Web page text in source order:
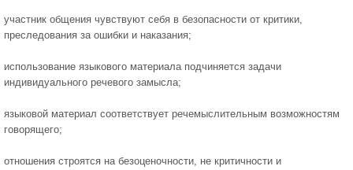
участник общения чувствуют себя в безопасности от критики,
преследования за ошибки и наказания;
использование языкового материала подчиняется задачи
индивидуального речевого замысла;
языковой материал соответствует речемыслительным возможностям
говорящего;
отношения строятся на безоценочности, не критичности и